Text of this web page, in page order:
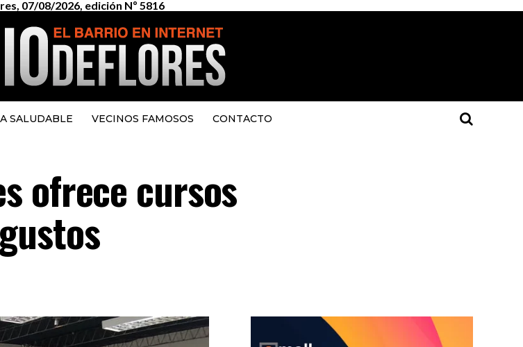
07/08/2026, edición Nº 5816
SALUDABLE VECINOS FAMOSOS CONTACTO
ofrece cursos